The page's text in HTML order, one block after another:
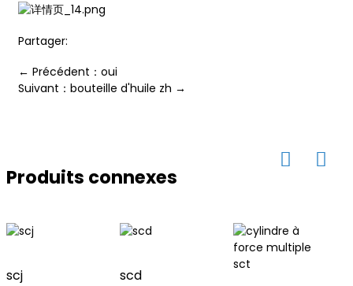
Partager:
← Précédent：oui
Suivant：bouteille d'huile zh →
Produits connexes
scj
scd